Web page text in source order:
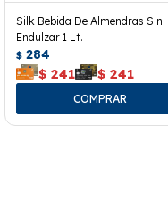
Silk Bebida De Almendras Sin
Endulzar 1 Lt.
$ 284
$ 241 $ 241